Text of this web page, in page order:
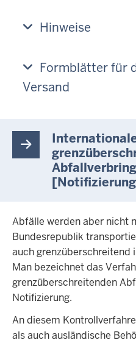
Hinweise
Formblätter für
Versand
Abfälle werden aber nicht
Bundesrepublik
auch
Man bezeichnet das
grenzüberschreitenden
Notifizierung.
An diesem
als auch ausländische